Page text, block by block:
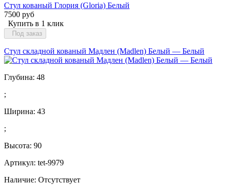
Стул кованый Глория (Gloria) Белый
7500 руб
Купить в 1 клик
Под заказ
Стул складной кованый Мадлен (Madlen) Белый — Белый
Глубина: 48
;
Ширина: 43
;
Высота: 90
Артикул: tet-9979
Наличие: Отсутствует